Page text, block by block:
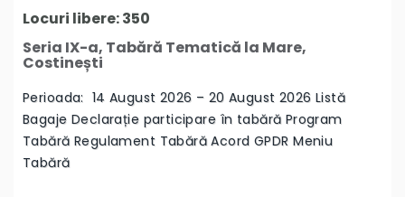
Locuri libere: 350
Seria IX-a, Tabără Tematică la Mare,
Costinești
Perioada: 14 August 2026 – 20 August 2026 Listă
Bagaje Declarație participare în tabără Program
Tabără Regulament Tabără Acord GPDR Meniu
Tabără